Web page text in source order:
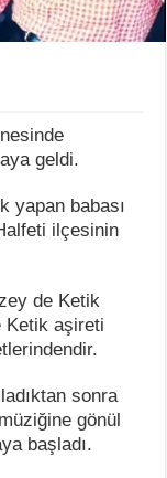
geldi.
yapan babası
ilçesinin
de Ketik
Ketik aşireti
sonra
gönül
başladı.